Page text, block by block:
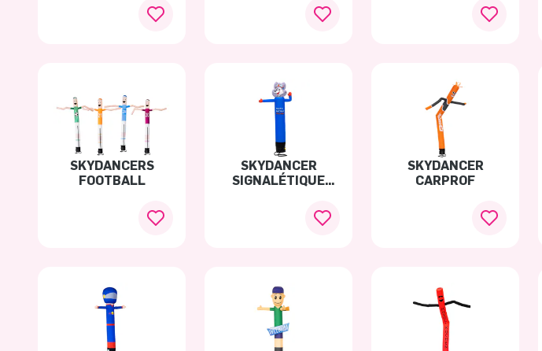
SKYDANCERS
FOOTBALL
SKYDANCER
SIGNALÉTIQUE
SKYDANCER
CARPROF